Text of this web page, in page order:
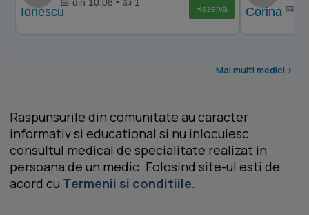
Rezervă
📅
Mai multi medici >
Raspunsurile din comunitate au caracter
informativ si educational si nu inlocuiesc
consultul medical de specialitate realizat in
persoana de un medic. Folosind site-ul esti de
acord cu Termenii si conditiile.